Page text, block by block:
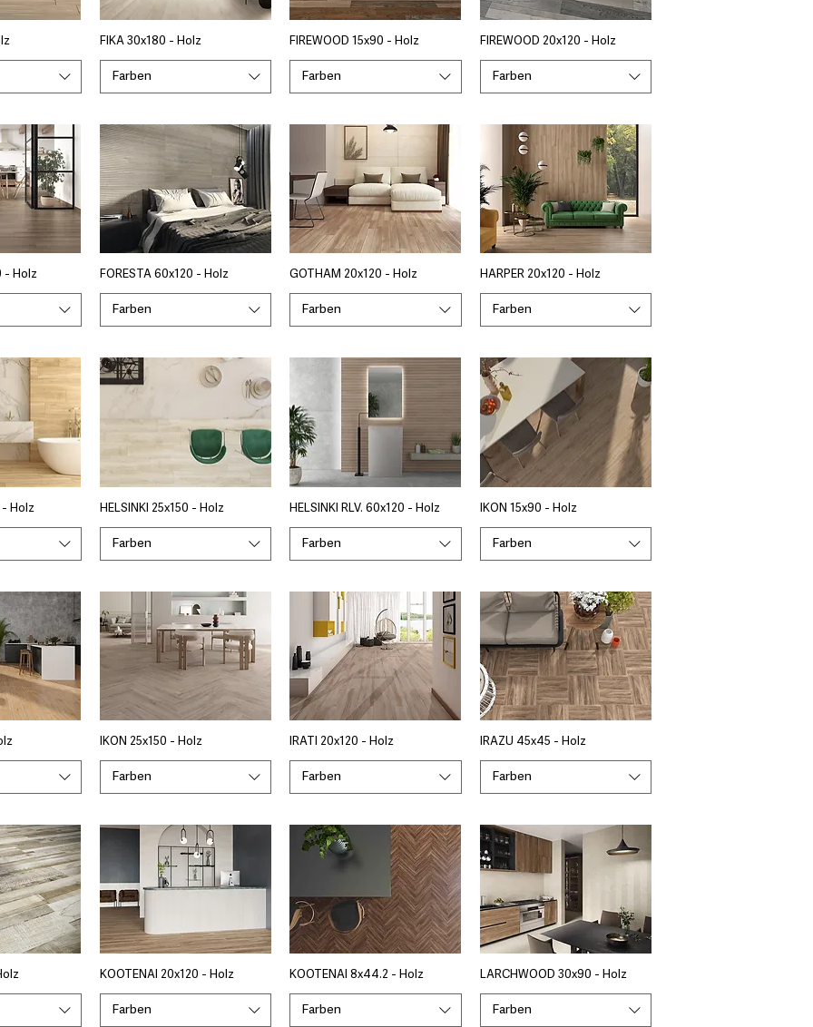
FIKA 30x180 - Holz
Farben
FIREWOOD 15x90 - Holz
Farben
FIREWOOD 20x120 - Holz
Farben
- Holz FORESTA 60x120 - Holz
Farben
GOTHAM 20x120 - Holz
Farben
HARPER 20x120 - Holz
Farben
- Holz HELSINKI 25x150 - Holz
Farben
HELSINKI RLV. 60x120 - Holz
Farben
IKON 15x90 - Holz
Farben
IKON 25x150 - Holz
Farben
IRATI 20x120 - Holz
Farben
IRAZU 45x45 - Holz
Farben
KOOTENAI 20x120 - Holz
Farben
KOOTENAI 8x44.2 - Holz
Farben
LARCHWOOD 30x90 - Holz
Farben